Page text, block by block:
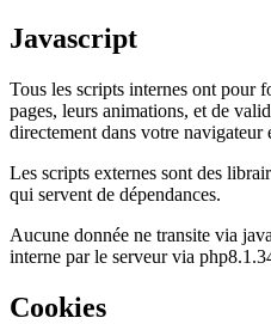
Javascript
Tous les scripts internes ont pour
pages, leurs animations, et de
directement dans votre
Les scripts externes sont des
qui servent de dépendances.
Aucune donnée ne transite via
interne par le serveur via
Cookies